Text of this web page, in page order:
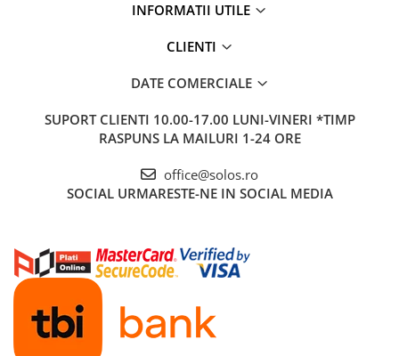
INFORMATII UTILE
CLIENTI
DATE COMERCIALE
SUPORT CLIENTI 10.00-17.00 LUNI-VINERI *TIMP
RASPUNS LA MAILURI 1-24 ORE
office@solos.ro
SOCIAL URMARESTE-NE IN SOCIAL MEDIA